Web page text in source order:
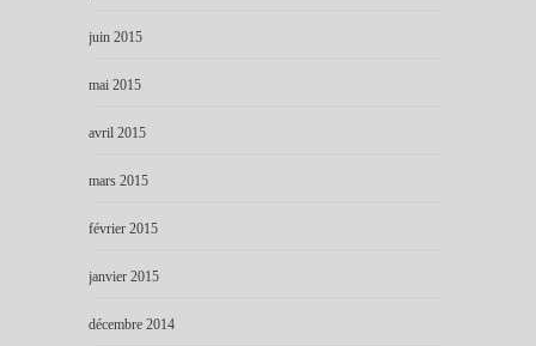
juin 2015
mai 2015
avril 2015
mars 2015
février 2015
janvier 2015
décembre 2014